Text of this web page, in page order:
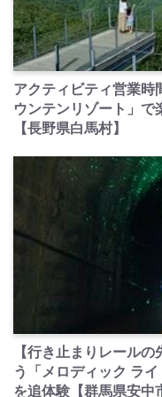
アクティビティ営業時
ウンテンリゾート」で
【長野県白馬村】
【行き止まりレール
う「メロディック ラ
を追体験【群馬県安中